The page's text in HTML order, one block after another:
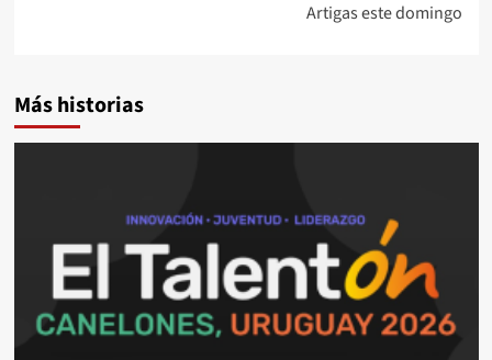
Artigas este domingo
Más historias